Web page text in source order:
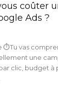
coûter
Ads ?
⏱️Tu vas
une
clic, budget à